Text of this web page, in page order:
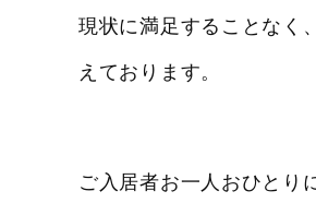
現状に満足することなく
えております。
ご入居者お一人おひと